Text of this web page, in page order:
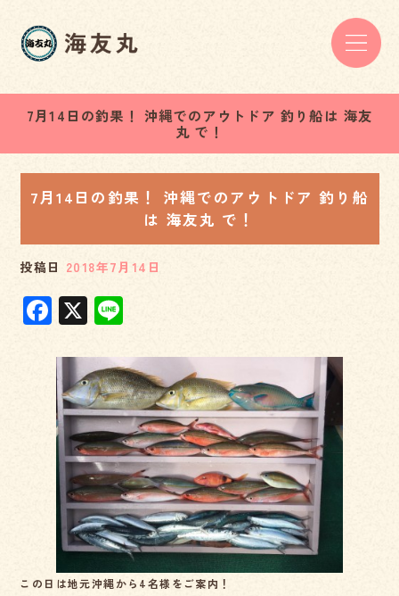
7月14日の釣果！ 沖縄でのアウトドア 釣り船は 海友
丸 で！
7月14日の釣果！ 沖縄でのアウトドア 釣り船
は 海友丸 で！
投稿日 2018年7月14日
F
c
e
b
o
o
k
X
e
この日は地元沖縄から4名様をご案内！